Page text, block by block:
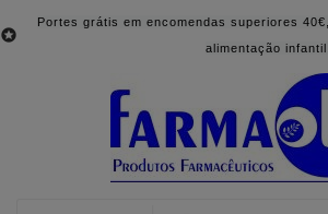

Portes grátis em encomendas superiores
alimentação infantil.